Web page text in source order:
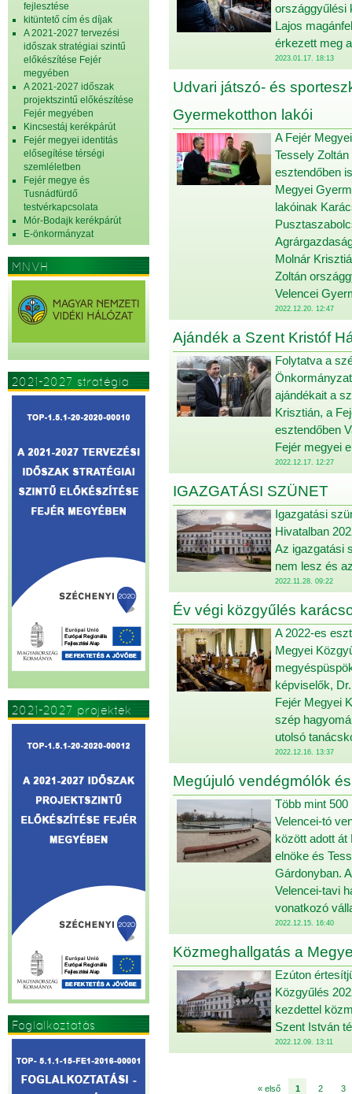
fejlesztése
kitüntető cím és díjak
A 2021-2027 tervezési
időszak stratégiai szintű
előkészítése Fejér
megyében
A 2021-2027 időszak
projektszintű előkészítése
Fejér megyében
Kincsestáj kerékpárút
Fejér megyei identitás
elősegítése térségi
szemléletben
Fejér megye és
Tusnádfürdő
testvérkapcsolata
Mór-Bodajk kerékpárút
E-önkormányzat
MNVH
2021-2027 stratégia
2021-2027 projektek
Foglalkoztatás
országgyűlési
Lajos
érkezett meg
2023.01.17. 18:13
Udvari játszó- és
Gyermekotthon lakói
A Fejér
Tessely
esztendőben
Megyei
lakóinak
Molnár
Zoltán
Velencei
2022.12.20. 12:47
Ajándék a Szent Kristóf
Folytatva a
ajándékait a
Krisztián, a
esztendőben
Fejér megyei
2022.12.17. 12:27
IGAZGATÁSI SZÜNET
Igazgatási
Hivatalban
Az igazgatási
nem lesz és
2022.11.28. 09:22
Év végi közgyűlés
A 2022-es
Megyei
képviselők,
Fejér Megyei
szép
utolsó
2022.12.16. 13:37
Megújuló vendégmólók
Több mint
Velencei-tó
között adott át
elnöke és
Gárdonyban.
Velencei-tavi
vonatkozó
2022.12.15. 16:40
Közmeghallgatás a
Ezúton
Közgyűlés
kezdettel
Szent István
2022.12.09. 13:11
« első 1 2 3